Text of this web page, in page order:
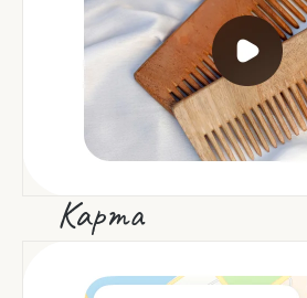
Карта